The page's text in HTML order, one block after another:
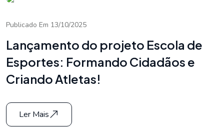
Publicado Em 13/10/2025
Lançamento do projeto Escola de
Esportes: Formando Cidadãos e
Criando Atletas!
Ler Mais